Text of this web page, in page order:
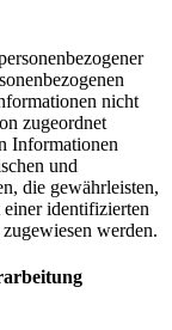
nicht
zugeordnet
Informationen
und
die gewährleisten,
einer identifizierten
werden.